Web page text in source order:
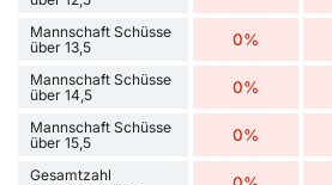
Mannschaft Schüsse
über 13,5
0%
Mannschaft Schüsse
über 14,5
0%
Mannschaft Schüsse
über 15,5
0%
Gesamtzahl